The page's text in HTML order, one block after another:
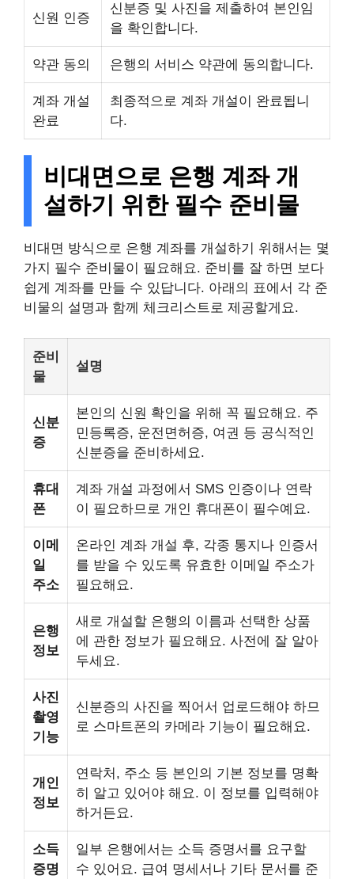
신원 인증
신분증 및 사진을 제출하여 본인임
을 확인합니다.
약관 동의 은행의 서비스 약관에 동의합니다.
계좌 개설
완료
최종적으로 계좌 개설이 완료됩니
다.
비대면으로 은행 계좌 개
설하기 위한 필수 준비물
비대면 방식으로 은행 계좌를 개설하기 위해서는 몇
가지 필수 준비물이 필요해요. 준비를 잘 하면 보다
쉽게 계좌를 만들 수 있답니다. 아래의 표에서 각 준
비물의 설명과 함께 체크리스트로 제공할게요.
준비
물
설명
신분
증
본인의 신원 확인을 위해 꼭 필요해요. 주
민등록증, 운전면허증, 여권 등 공식적인
신분증을 준비하세요.
휴대
폰
계좌 개설 과정에서 SMS 인증이나 연락
이 필요하므로 개인 휴대폰이 필수예요.
이메
일
주소
온라인 계좌 개설 후, 각종 통지나 인증서
를 받을 수 있도록 유효한 이메일 주소가
필요해요.
은행
정보
새로 개설할 은행의 이름과 선택한 상품
에 관한 정보가 필요해요. 사전에 잘 알아
두세요.
사진
촬영
기능
신분증의 사진을 찍어서 업로드해야 하므
로 스마트폰의 카메라 기능이 필요해요.
개인
정보
연락처, 주소 등 본인의 기본 정보를 명확
히 알고 있어야 해요. 이 정보를 입력해야
하거든요.
소득
증명
일부 은행에서는 소득 증명서를 요구할
수 있어요. 급여 명세서나 기타 문서를 준